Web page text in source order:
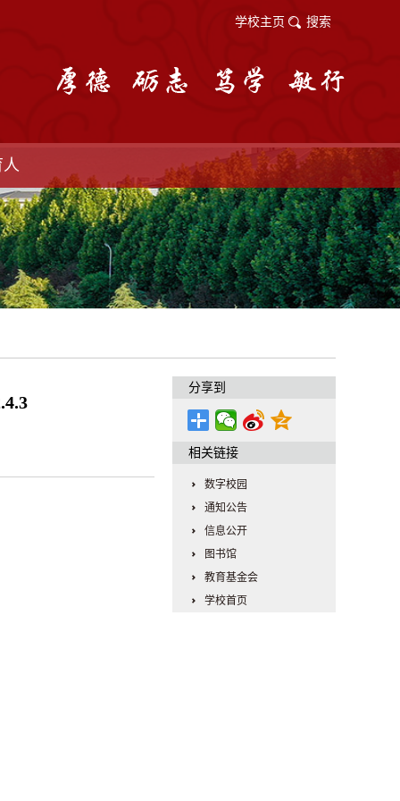
学校主页 搜索
人
分享到
相关链接
数字校园
通知公告
信息公开
图书馆
教育基金会
学校首页